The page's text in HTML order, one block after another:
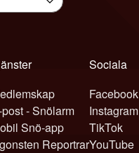
- Snölarm
Snö-app
Reportrar
Sociala
Facebook
Instagram
TikTok
YouTube